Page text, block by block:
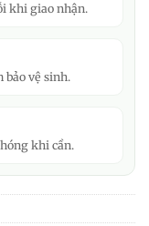
khi giao nhận.
bảo vệ sinh.
khi cần.